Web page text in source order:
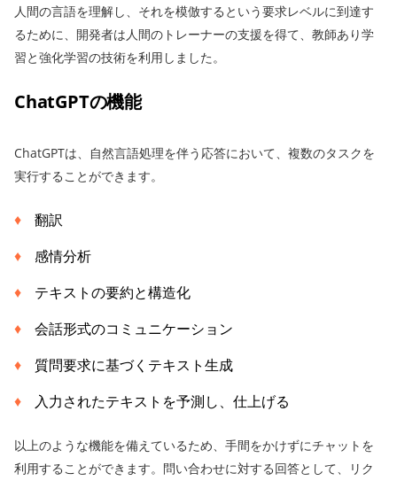
人間の言語を理解し、それを模倣するという要求レベルに到達す
るために、開発者は人間のトレーナーの支援を得て、教師あり学
習と強化学習の技術を利用しました。
ChatGPTの機能
ChatGPTは、自然言語処理を伴う応答において、複数のタスクを
実行することができます。
翻訳
感情分析
テキストの要約と構造化
会話形式のコミュニケーション
質問要求に基づくテキスト生成
入力されたテキストを予測し、仕上げる
以上のような機能を備えているため、手間をかけずにチャットを
利用することができます。問い合わせに対する回答として、リク